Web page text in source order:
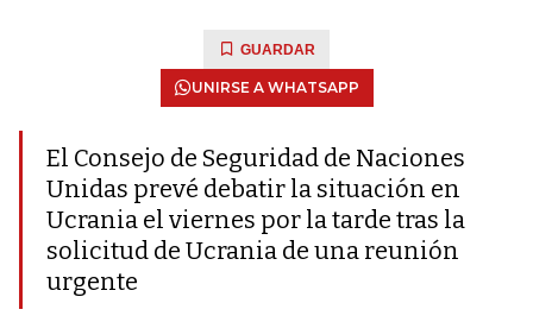
GUARDAR
UNIRSE A WHATSAPP
El Consejo de Seguridad de Naciones
Unidas prevé debatir la situación en
Ucrania el viernes por la tarde tras la
solicitud de Ucrania de una reunión
urgente